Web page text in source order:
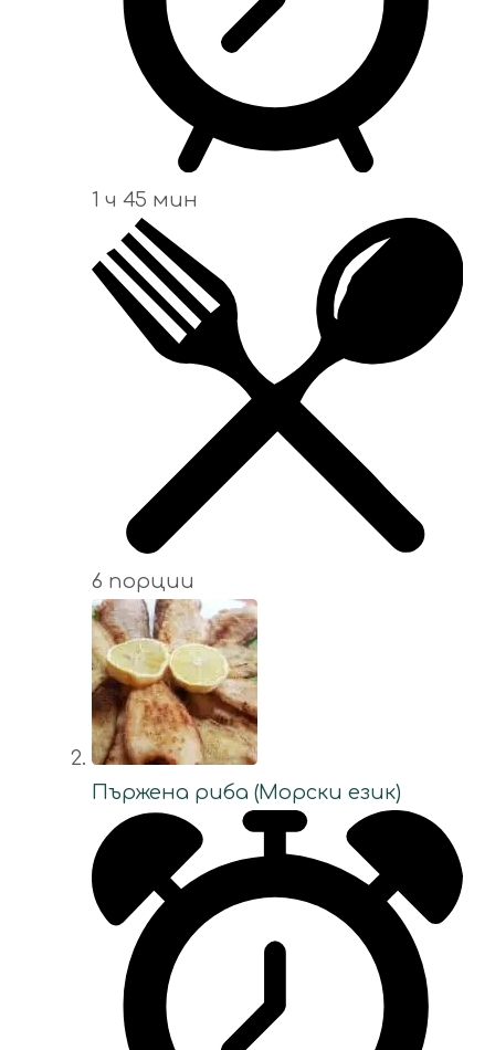
1 ч 45 мин
6 порции
Пържена риба (Морски език)